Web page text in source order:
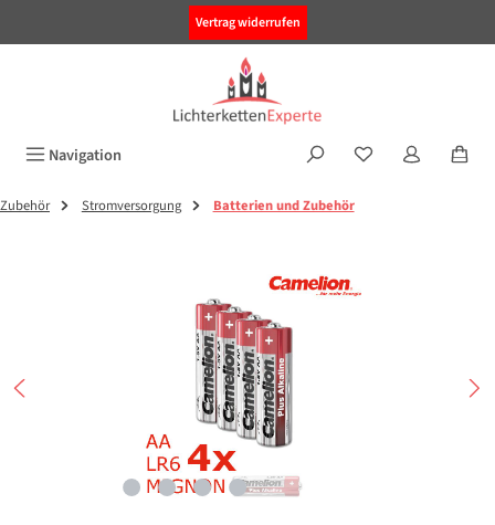
Vertrag widerrufen
Navigation
Zubehör Stromversorgung Batterien und Zubehör